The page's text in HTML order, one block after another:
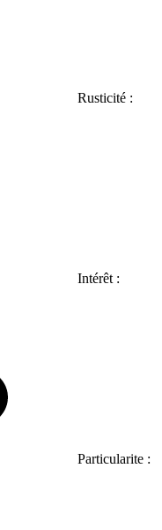
Rusticité :
Intérêt :
Particularite :